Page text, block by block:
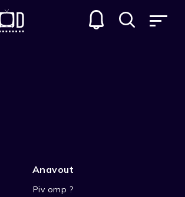
Anavout
Piv omp ?